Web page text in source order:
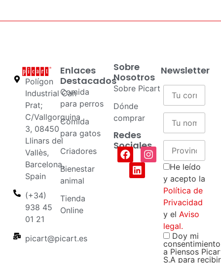
Polígon
Industrial Can
Prat;
C/Vallgorguina
3, 08450
Llinars del
Vallès,
Barcelona,
Spain
(+34)
938 45
01 21
picart@picart.es
Enlaces
Destacados
Comida
para perros
Comida
para gatos
Criadores
Bienestar
animal
Tienda
Online
Sobre
Nosotros
Sobre Picart
Dónde
comprar
Redes
Sociales
Newsletter
He leído
y acepto la
Política de
Privacidad
y el Aviso
legal.
Doy mi
consentimiento
a Piensos
S.A para recibir